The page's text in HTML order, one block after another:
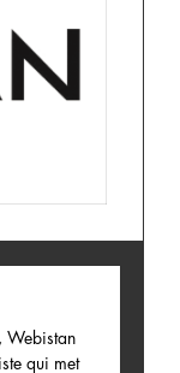
Webistan
qui met